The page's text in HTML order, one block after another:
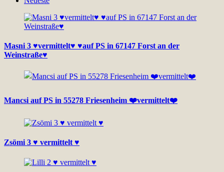
Masni 3 ♥vermittelt♥ ♥auf PS in 67147 Forst an der
Weinstraße♥
Mancsi auf PS in 55278 Friesenheim ❤️vermittelt❤️
Zsömi 3 ♥ vermittelt ♥